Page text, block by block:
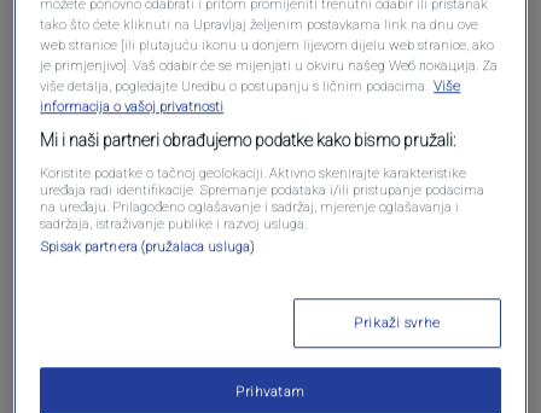
Oglas
Oglas
možete ponovno odabrati i pritom promijeniti trenutni odabir ili pristanak
tako što ćete kliknuti na Upravljaj željenim postavkama link na dnu ove
web stranice [ili plutajuću ikonu u donjem lijevom dijelu web stranice, ako
je primjenjivo]. Vaš odabir će se mijenjati u okviru našeg Wеб локација. Za
više detalja, pogledajte Uredbu o postupanju s ličnim podacima. Više
informacija o vašoj privatnosti
Mi i naši partneri obrađujemo podatke kako bismo pružali:
Koristite podatke o tačnoj geolokaciji. Aktivno skenirajte karakteristike
uređaja radi identifikacije. Spremanje podataka i/ili pristupanje podacima
na uređaju. Prilagođeno oglašavanje i sadržaj, mjerenje oglašavanja i
sadržaja, istraživanje publike i razvoj usluga.
Spisak partnera (pružalaca usluga)
Prikaži svrhe
Prihvatam